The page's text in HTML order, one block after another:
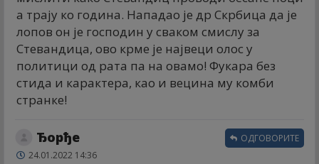
а трају ко година. Нападао је др Скрбица да је
лопов он је господин у сваком смислу за
Стевандица, ово крме је највеци олос у
политици од рата па на овамо! Фукара без
стида и карактера, као и вецина му комби
странке!
Ђорђе
24.01.2022 14:36
ОДГОВОРИТЕ